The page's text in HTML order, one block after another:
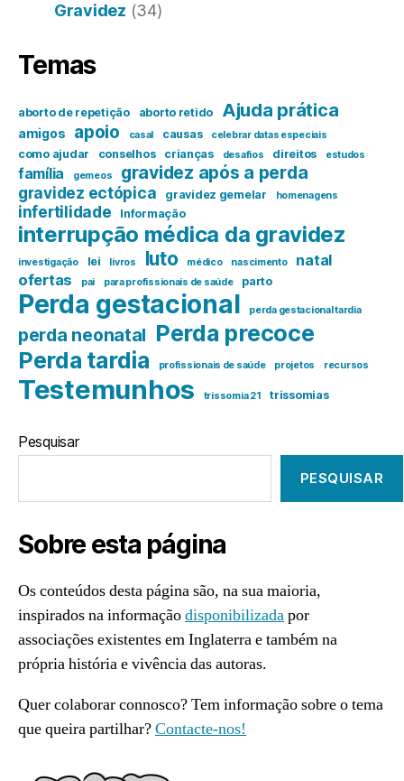
Gravidez (34)
Temas
aborto de repetição aborto retido Ajuda prática
amigos apoio casal causas celebrar datas especiais
como ajudar conselhos crianças desafios direitos estudos
família gemeos gravidez após a perda
gravidez ectópica gravidez gemelar homenagens
infertilidade Informação
interrupção médica da gravidez
investigação lei livros luto médico nascimento natal
ofertas pai para profissionais de saúde parto
Perda gestacional perda gestacional tardia
perda neonatal Perda precoce
Perda tardia
profissionais de saúde projetos recursos
Testemunhos trissomia 21 trissomias
Pesquisar
PESQUISAR
Sobre esta página
Os conteúdos desta página são, na sua maioria,
inspirados na informaçãodisponibilizadapor
associações existentes em Inglaterra e também na
própria história e vivência das autoras.
Quer colaborar connosco? Tem informação sobre o tema
que queira partilhar?Contacte-nos!